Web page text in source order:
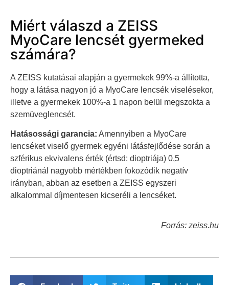
Miért válaszd a ZEISS
MyoCare lencsét gyermeked
számára?
A ZEISS kutatásai alapján a gyermekek 99%-a állította,
hogy a látása nagyon jó a MyoCare lencsék viselésekor,
illetve a gyermekek 100%-a 1 napon belül megszokta a
szemüveglencsét.
Hatásossági garancia: Amennyiben a MyoCare
lencséket viselő gyermek egyéni látásfejlődése során a
szférikus ekvivalens érték (értsd: dioptriája) 0,5
dioptriánál nagyobb mértékben fokozódik negatív
irányban, abban az esetben a ZEISS egyszeri
alkalommal díjmentesen kicseréli a lencséket.
Forrás: zeiss.hu